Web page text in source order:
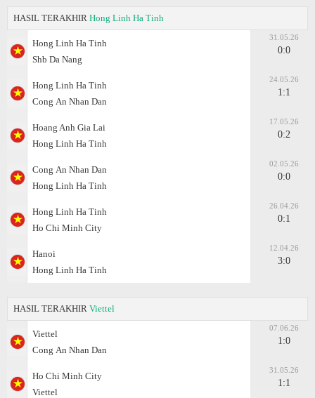
HASIL TERAKHIR Hong Linh Ha Tinh
Hong Linh Ha Tinh
Shb Da Nang
31.05.26
0:0
Hong Linh Ha Tinh
Cong Аn Nhan Dan
24.05.26
1:1
Hoang Anh Gia Lai
Hong Linh Ha Tinh
17.05.26
0:2
Cong Аn Nhan Dan
Hong Linh Ha Tinh
02.05.26
0:0
Hong Linh Ha Tinh
Ho Chi Minh City
26.04.26
0:1
Hanoi
Hong Linh Ha Tinh
12.04.26
3:0
HASIL TERAKHIR Viettel
Viettel
Cong Аn Nhan Dan
07.06.26
1:0
Ho Chi Minh City
Viettel
31.05.26
1:1